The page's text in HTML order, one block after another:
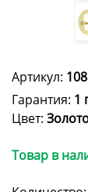
Артикул:
Гарантия: 1
Цвет:
Товар в